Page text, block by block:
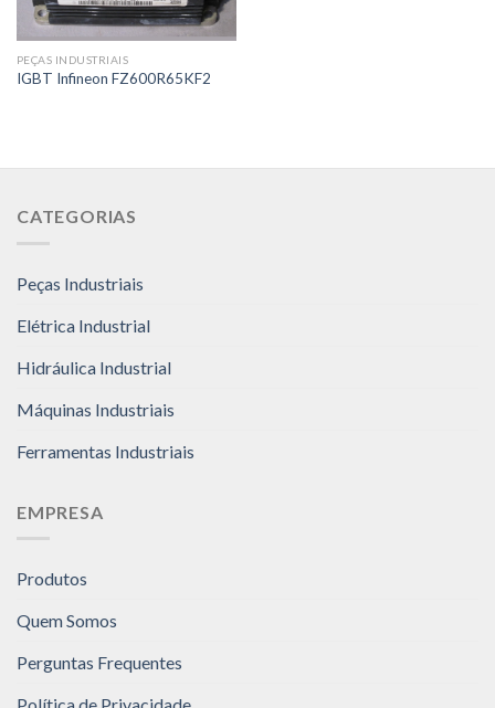
PEÇAS INDUSTRIAIS
IGBT Infineon FZ600R65KF2
CATEGORIAS
Peças Industriais
Elétrica Industrial
Hidráulica Industrial
Máquinas Industriais
Ferramentas Industriais
EMPRESA
Produtos
Quem Somos
Perguntas Frequentes